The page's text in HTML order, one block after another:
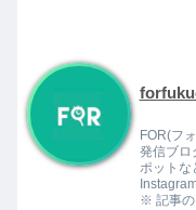
FOR(フ
発信ブロ
ポットな
※ 記事の